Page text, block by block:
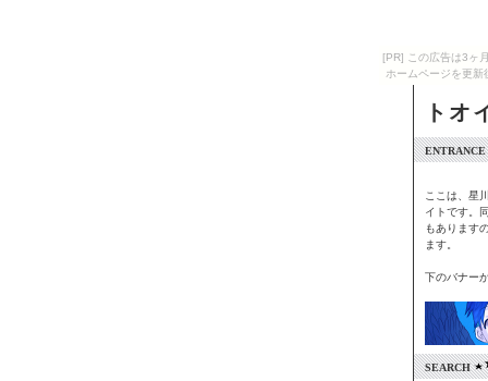
[PR] この広告は3ヶ
ホームページを更
トオ
ENTRANCE
ここは、星
イトです。
もあります
ます。
下のバナー
SEARCH